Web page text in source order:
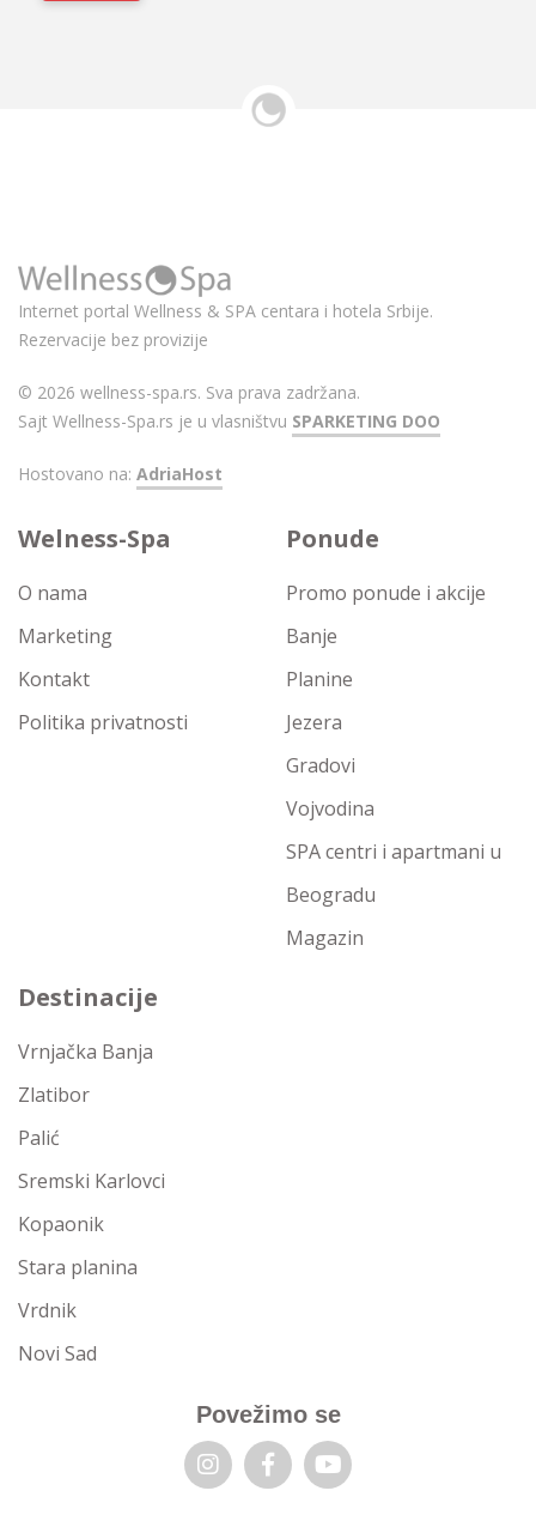
Internet portal Wellness & SPA centara i hotela Srbije.
Rezervacije bez provizije
© 2026 wellness-spa.rs. Sva prava zadržana.
Sajt Wellness-Spa.rs je u vlasništvu SPARKETING DOO
Hostovano na: AdriaHost
Welness-Spa
O nama
Marketing
Kontakt
Politika privatnosti
Ponude
Promo ponude i akcije
Banje
Planine
Jezera
Gradovi
Vojvodina
SPA centri i apartmani u
Beogradu
Magazin
Destinacije
Vrnjačka Banja
Zlatibor
Palić
Sremski Karlovci
Kopaonik
Stara planina
Vrdnik
Novi Sad
Povežimo se